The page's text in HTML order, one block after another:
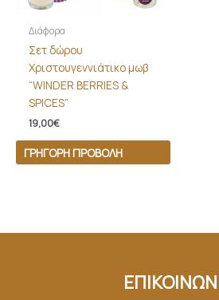
Διάφορα
Σετ δώρου
Χριστουγεννιάτικο μωβ
“WINDER BERRIES &
SPICES”
19,00€
ΓΡΉΓΟΡΗ ΠΡΟΒΟΛΉ